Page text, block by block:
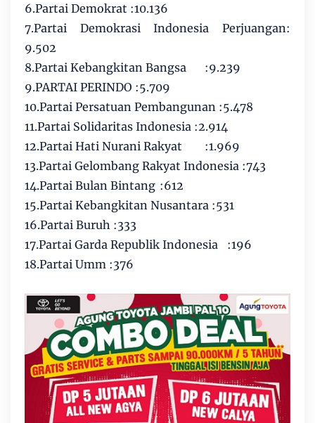
6.Partai Demokrat :10.136
7.Partai Demokrasi Indonesia Perjuangan:
9.502
8.Partai Kebangkitan Bangsa
:9.239
9.PARTAI PERINDO :5.709
10.Partai Persatuan Pembangunan :5.478
11.Partai Solidaritas Indonesia :2.914
12.Partai Hati Nurani Rakyat
:1.969
13.Partai Gelombang Rakyat Indonesia :743
14.Partai Bulan Bintang :612
15.Partai Kebangkitan Nusantara :531
16.Partai Buruh :333
17.Partai Garda Republik Indonesia
:196
18.Partai Umm :376